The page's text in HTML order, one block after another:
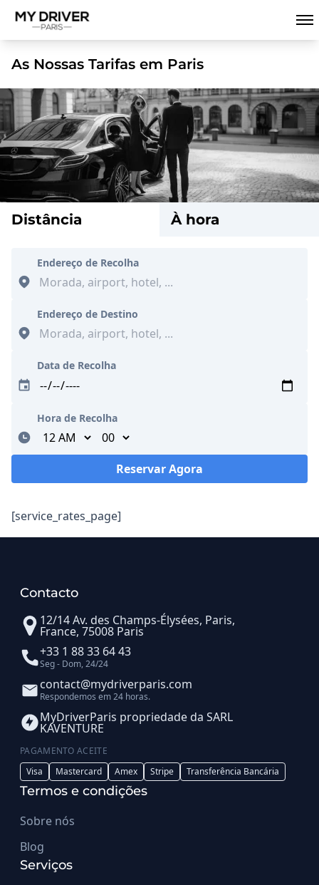
As Nossas Tarifas em Paris
Distância À hora
Endereço de Recolha
Endereço de Destino
Data de Recolha
Hora de Recolha
Minutes
A carregar...
Reservar Agora
[service_rates_page]
Contacto
12/14 Av. des Champs-Élysées, Paris,
France, 75008 Paris
+33 1 88 33 64 43
Seg - Dom, 24/24
contact@mydriverparis.com
Respondemos em 24 horas.
MyDriverParis propriedade da SARL
KAVENTURE
PAGAMENTO ACEITE
Visa
Mastercard Amex Stripe Transferência Bancária
Termos e condições
Sobre nós
Blog
Serviços